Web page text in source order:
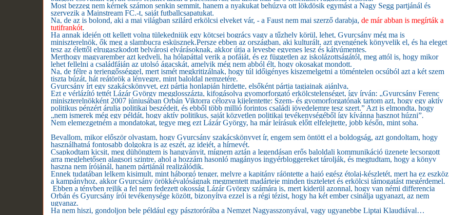
Most bezzeg nem kérnek számon senkin semmit, hanem a nyakukat behúzva ott lökdösik egymást a Nagy Segg partjánál és
szervezik a Mainstream FC.-t, saját futballcsapatukat.
Na, de az is bolond, aki a mai világban szilárd erkölcsi elveket vár, - a Faust nem mai szerző darabja, de már abban is megírták a
tutifrankót.
Ha annak idején ott kellett volna tülekedniük egy kötcsei bogrács vagy a tűzhely körül, lehet, Gyurcsány még ma is
miniszterelnök, ők meg a slambucra esküsznek.Persze ebben az országban, aki kulturált, azt gyengének könyvelik el, és ha eleget
tesz az élettől elrugaszkodott belvárosi elvárásoknak, akkor útja a levesbe egyenes lesz és kátyúmentes.
Merthogy magyarember azt kedveli, ha hólapáttal verik a pofáját, és ez független az iskolázottságától, meg attól is, hogy mikor
lehet fellelni a családfáján az utolsó ágacskát, amelyik még nem abból élt, hogy okosakat mondott.
Na, de félre a terjengősséggel, mert ismét megkritizálnak, hogy túl időigényes kiszemelgetni a töméntelen ocsúból azt a két szem
tiszta búzát, hát reátörök a lényegre, mint baloldal nemzetére.
Gyurcsány írt egy szakácskönyvet, ezt pártja honlapján hirdette, elsőként pártja tagjainak ajánlva,
Ezt e vérlázító tettét Lázár György megglosszázta, kifogásolva gyomorforgató erkölcstelenséget, így írván: „Gyurcsány Ferenc
miniszterelnökként 2007 júniusában Orbán Viktorra célozva kijelentette: Szem- és gyomorforgatónak tartom azt, hogy egy aktív
politikus pénzért árulja politikai beszédeit, és ebből több millió forintos családi jövedelemre tesz szert.” Azt is elmondta, hogy
„nem ismerek még egy példát, hogy aktív politikus, saját közvetlen politikai tevékenységéből így kívánna hasznot húzni”.
Nem elemezgetném a mondatokat, tegye meg ezt Lázár György, ha már leírásuk előtt elfelejtette, jobb későn, mint soha.
Bevallom, mikor először olvastam, hogy Gyurcsány szakácskönyvet ír, engem sem öntött el a boldogság, azt gondoltam, hogy
használhatná fontosabb dolgokra is az eszét, az idejét, a hírnevét.
Csapkodtam kicsit, meg dühöngtem is hangyányit, mígnem aztán a legendásan erős baloldali kommunikáció üzenete lecsorgott
arra meglehetősen alagsori szintre, ahol a hozzám hasonló magányos ingyérbloggereket tárolják, és megtudtam, hogy a könyv
haszna nem írójánál, hanem pártjánál realizálódik.
Ennek tudatában lelkem kisimult, mint háborgó tenger, melyre a kapitány ráöntette a hajó egész étolaj-készletét, mert ha ez eszköz
a kampányhoz, akkor Gyurcsány örökkévalóságnak megmentett madárteje minden tiszteletet és erkölcsi támogatást megérdemel.
Ebben a tényben rejlik a fel nem fedezett okosság Lázár György számára is, mert kiderül azonnal, hogy van némi differencia
Orbán és Gyurcsány írói tevékenysége között, bizonyítva ezzel is a régi tézist, hogy ha két ember csinálja ugyanazt, az nem
ugyanaz.
Ha nem hiszi, gondoljon bele például egy pásztorórába a Nemzet Nagyasszonyával, vagy ugyanebbe Liptai Klaudiával…